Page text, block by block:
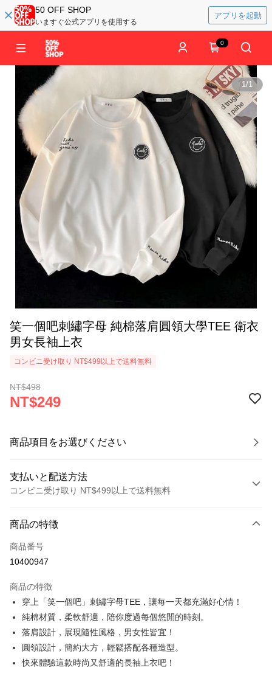
50 OFF SHOP
いますぐ公式アプリを使用する
アプリを起動
0
1/1
笑一個吧刺繡字母 純棉落肩圓領大學TEE 衛衣
男女長袖上衣
コンビニ受け取り NT$499以上で送料無料
NT$498
NT$249
商品項目をお選びください
支払いと配送方法
コンビニ受け取り NT$499以上で送料無料
クレジットカード1回払い
コンビニ店頭代金引換
Apple Pay
JKOPAY
Easy Wallet
Google Pay
商品の特徴
商品番号
10400947
商品の特徴
穿上「笑一個吧」刺繡字母TEE，讓每一天都充滿好心情！
純棉材質，柔軟舒適，陪你度過每個悠閒的時刻。
落肩設計，展現隨性風格，男女性皆宜！
圓領設計，簡約大方，輕鬆搭配各種造型。
快來體驗這款時尚又舒適的長袖上衣吧！